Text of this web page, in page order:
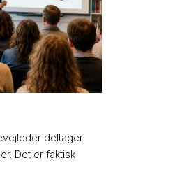
deltager
Det er faktisk